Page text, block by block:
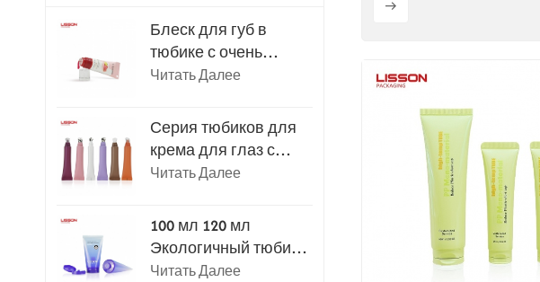
Блеск для губ в
тюбике с очень
мягким силиконовым
Читать Далее
Серия тюбиков для
крема для глаз с
аппликатором.
Читать Далее
100 мл 120 мл
Экологичный тюбик
для умывания с
Читать Далее